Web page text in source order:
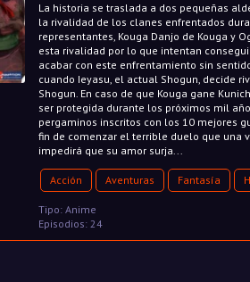
La historia se traslada a dos pequeñas
la rivalidad de los clanes enfrentados
representantes, Kouga Danjo de Kouga y
esta rivalidad por lo que intentan
acabar con este enfrentamiento sin
cuando Ieyasu, el actual Shogun, decide
Shogun. En caso de que Kouga gane
ser protegida durante los próximos mil
pergaminos inscritos con los 10 mejores
fin de comenzar el terrible duelo que una
impedirá que su amor surja...
Acción Aventuras Fantasía
Tipo: Anime
Episodios: 24